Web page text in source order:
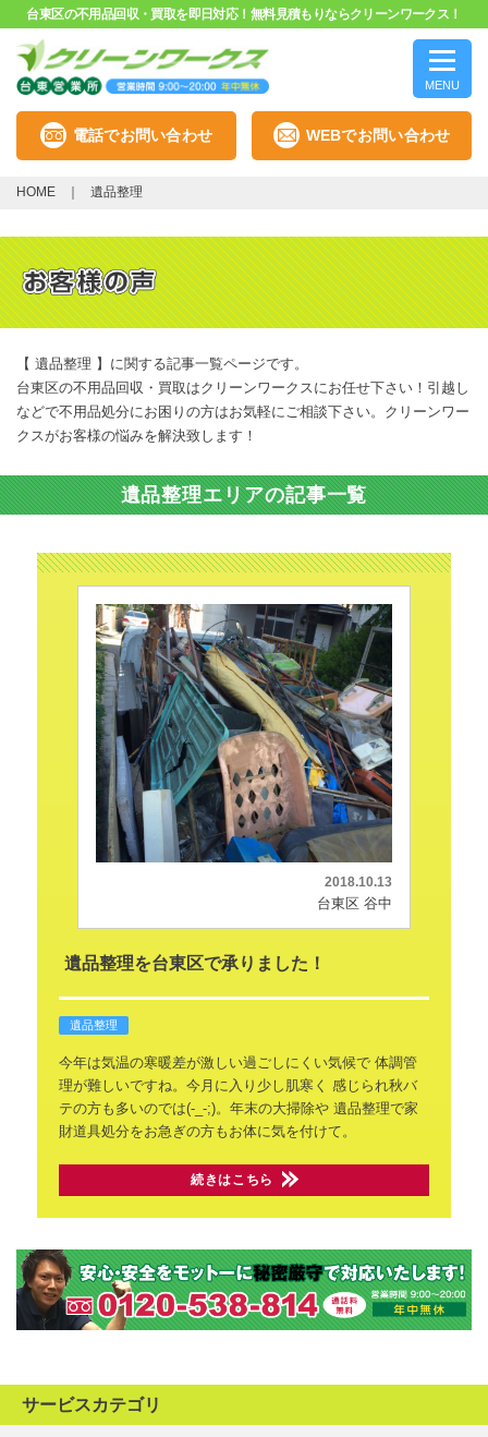
台東区の不用品回収・買取を即日対応！無料見積もりならクリーンワークス！
MENU
電話でお問い合わせ WEBでお問い合わせ
HOME 遺品整理
【 遺品整理 】に関する記事一覧ページです。
台東区の不用品回収・買取はクリーンワークスにお任せ下さい！引越し
などで不用品処分にお困りの方はお気軽にご相談下さい。クリーンワー
クスがお客様の悩みを解決致します！
遺品整理エリアの記事一覧
2018.10.13
台東区 谷中
遺品整理を台東区で承りました！
遺品整理
今年は気温の寒暖差が激しい過ごしにくい気候で体調管
理が難しいですね。今月に入り少し肌寒く
感じられ秋バ
テの方も多いのでは(-_-;)。年末の大掃除や遺品整理で家
財道具処分をお急ぎの方もお体に気を付けて。
続きはこちら
サービスカテゴリ